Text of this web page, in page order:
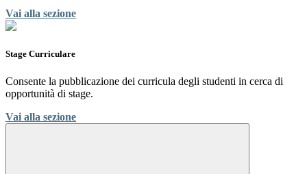
Vai alla sezione
Stage Curriculare
Consente la pubblicazione dei curricula degli studenti in cerca di
opportunità di stage.
Vai alla sezione